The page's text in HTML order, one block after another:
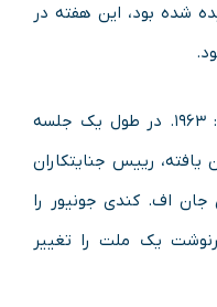
«۲ روز/۱۹۶۳» نامیده شده بود، این هفته در
در خلاصه داستان فیلم آمده است: ۱۹۶۳. در طول یک جلسه
رییس جنایتکاران
اف. کندی جونیور را
یک ملت را تغییر